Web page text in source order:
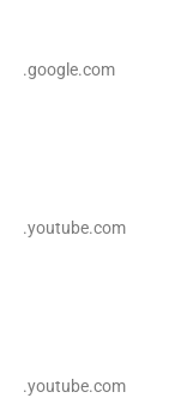
.google.com
.youtube.com
.youtube.com